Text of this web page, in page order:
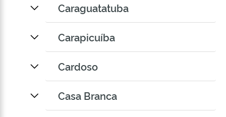
Caraguatatuba
Carapicuíba
Cardoso
Casa Branca